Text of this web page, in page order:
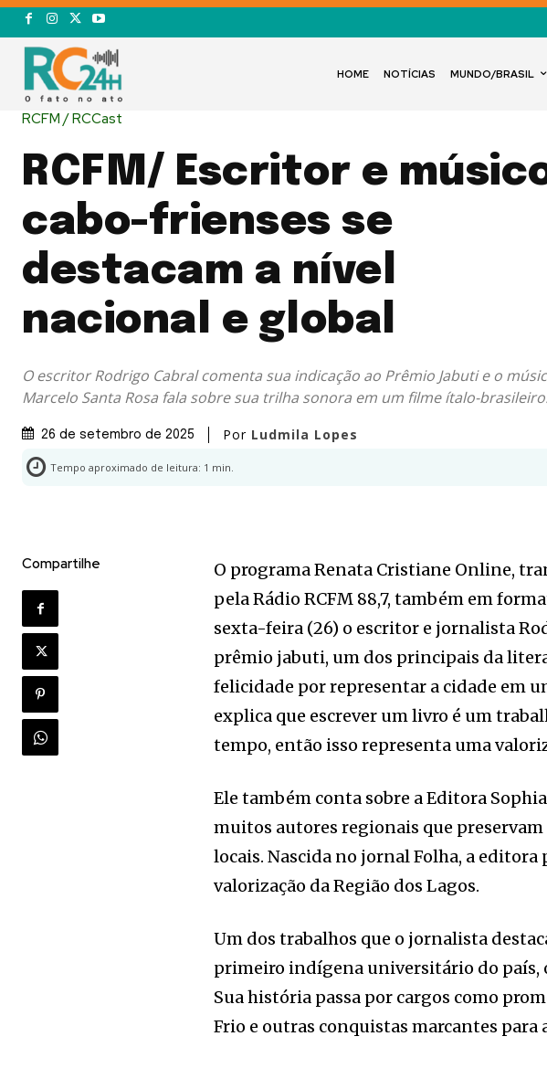
HOME NOTÍCIAS MUNDO/BRASIL
RCFM / RCCast
RCFM/ Escritor e
cabo-frienses se
destacam a nível
nacional e global
O escritor Rodrigo Cabral comenta sua indicação ao Prêmio Jabuti e o
Marcelo Santa Rosa fala sobre sua trilha sonora em um filme ítalo-brasileiro.
26 de setembro de 2025 Por Ludmila Lopes
Tempo aproximado de leitura: 1 min.
Compartilhe
O programa Renata Cristiane Online,
pela Rádio RCFM 88,7, também em
sexta-feira (26) o escritor e jornalista
prêmio jabuti, um dos principais da
felicidade por representar a cidade em
explica que escrever um livro é um
tempo, então isso representa uma
Ele também conta sobre a Editora
muitos autores regionais que
locais. Nascida no jornal Folha, a
valorização da Região dos Lagos.
Um dos trabalhos que o jornalista
primeiro indígena universitário do país,
Sua história passa por cargos como
Frio e outras conquistas marcantes